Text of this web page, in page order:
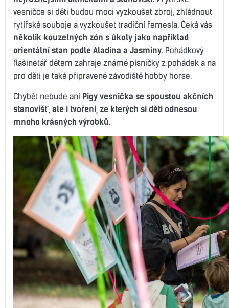
vesničce si děti budou moci vyzkoušet zbroj, zhlédnout
rytířské souboje a vyzkoušet tradiční řemesla. Čeká vás
několik kouzelných zón s úkoly jako například
orientální stan podle Aladina a Jasmíny. Pohádkový
flašinetář dětem zahraje známé písničky z pohádek a na
pro děti je také připravené závodiště hobby horse.
Chybět nebude ani Pigy vesnička se spoustou akčních
stanovišť, ale i tvoření, ze kterých si děti odnesou
mnoho krásných výrobků.